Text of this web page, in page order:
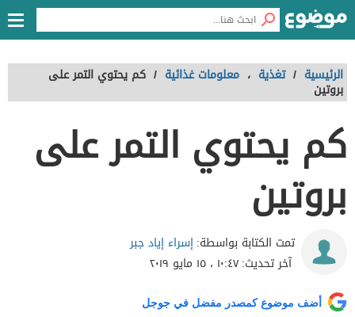
الرئيسية / تغذية ، معلومات غذائية / كم يحتوي التمر على
بروتين
كم يحتوي التمر على
بروتين
تمت الكتابة بواسطة:إسراء إياد جبر
آخر تحديث:١٠:٤٧ ، ١٥ مايو ٢٠١٩
أضف موضوع كمصدر مفضل في جوجل